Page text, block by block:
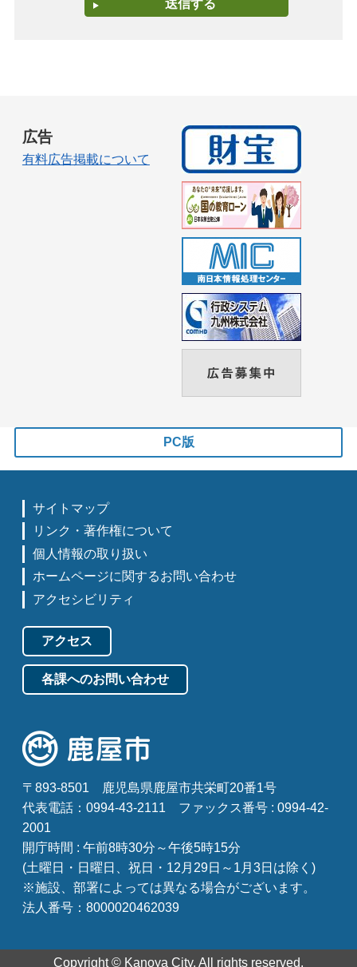
広告
有料広告掲載について
PC版
サイトマップ
リンク・著作権について
個人情報の取り扱い
ホームページに関するお問い合わせ
アクセシビリティ
アクセス
各課へのお問い合わせ
〒893-8501
鹿児島県鹿屋市共栄町20番1号
代表電話：0994-43-2111
ファックス番号 : 0994-42-
2001
開庁時間 : 午前8時30分～午後5時15分
(土曜日・日曜日、祝日・12月29日～1月3日は除く)
※施設、部署によっては異なる場合がございます。
法人番号：8000020462039
Copyright © Kanoya City. All rights reserved.